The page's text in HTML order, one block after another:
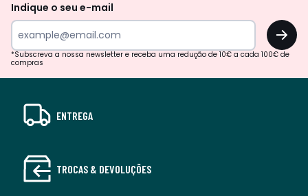
Indique o seu e-mail
OK
*Subscreva a nossa newsletter e receba uma redução de 10€ a cada 100€ de
compras
ENTREGA
TROCAS & DEVOLUÇÕES